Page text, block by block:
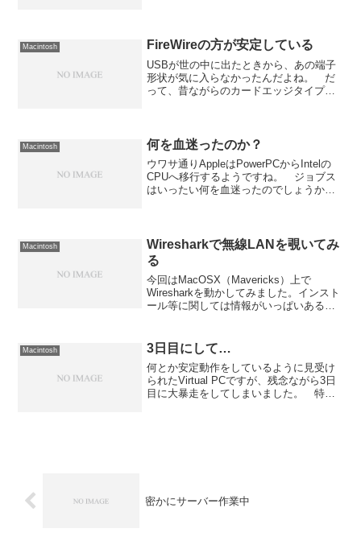
ですが...
Macintosh FireWireの方が安定している
USBが世の中に出たときから、あの端子
形状が気に入らなかったんだよね。 だ
って、昔ながらのカードエッジタイプだ
良かったんでしょ...
Macintosh 何を血迷ったのか？
ウワサ通りAppleはPowerPCからIntelの
CPUへ移行するようですね。 ジョブス
はいったい何を血迷ったのでしょうか？
Macintosh
Wiresharkで無線LANを覗いてみ
る
今回はMacOSX（Mavericks）上で
Wiresharkを動かしてみました。インスト
ール等に関しては情報がいっぱいあるよ
にあるインターフェイスを選ぶところ
で...
Macintosh 3日目にして…
何とか安定動作をしているように見受け
られたVirtual PCですが、残念ながら3日
目に大暴走をしてしまいました。 特に
密かにサーバー作業中